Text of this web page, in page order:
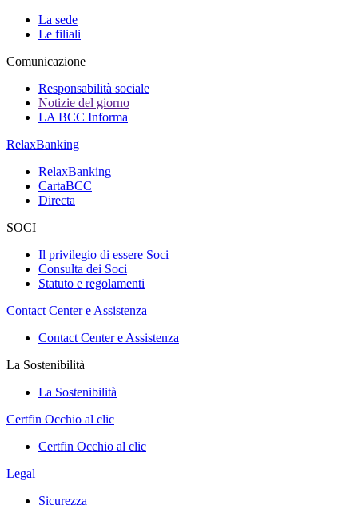
La sede
Le filiali
Comunicazione
Responsabilità sociale
Notizie del giorno
LA BCC Informa
RelaxBanking
RelaxBanking
CartaBCC
Directa
SOCI
Il privilegio di essere Soci
Consulta dei Soci
Statuto e regolamenti
Contact Center e Assistenza
Contact Center e Assistenza
La Sostenibilità
La Sostenibilità
Certfin Occhio al clic
Certfin Occhio al clic
Legal
Sicurezza